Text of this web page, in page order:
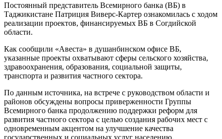
Постоянный представитель Всемирного банка (ВБ) в
Таджикистане Патриция Виверс-Картер ознакомилась с ходом
реализации проектов, финансируемых ВБ в Согдийской
области.
Как сообщили «Авеста» в душанбинском офисе ВБ,
указанные проекты охватывают сферы сельского хозяйства,
здравоохранения, образования, социальной защиты,
транспорта и развития частного сектора.
По данным источника, на встрече с руководством области и
районов обсуждены вопросы приверженности Группы
Всемирного банка продолжению поддержки реформ для
развития частного сектора с целью создания рабочих мест с
одновременным акцентом на улучшение качества
государственных и социальных услуг населению.